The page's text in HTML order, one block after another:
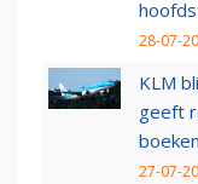
28-07-
KLM
geeft
boeken
27-07-